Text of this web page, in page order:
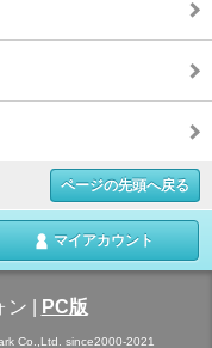
ページの先頭へ戻る
マイアカウント
ン PC版
Co.,Ltd. since2000-2021